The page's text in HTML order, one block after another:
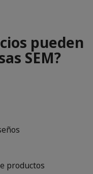
pueden
SEM?
productos